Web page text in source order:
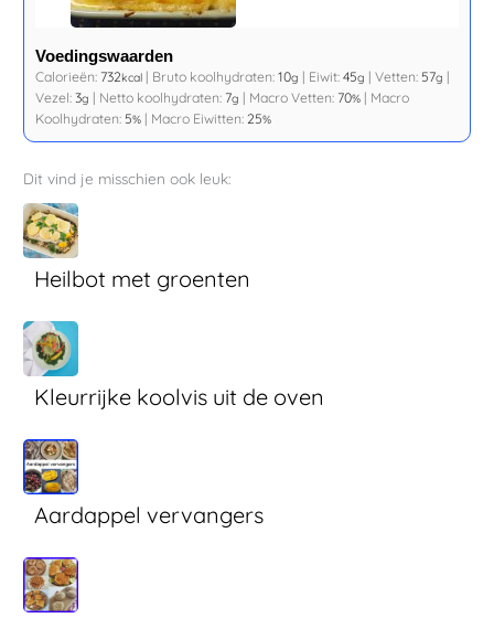
Voedingswaarden
Calorieën: 732kcal | Bruto koolhydraten:10g | Eiwit:45g |Vetten: 57g |
Vezel:3g | Netto koolhydraten: 7g | Macro Vetten: 70% | Macro
Koolhydraten: 5% | Macro Eiwitten: 25%
Dit vind je misschien ook leuk:
Heilbot met groenten
Kleurrijke koolvis uit de oven
Aardappel vervangers